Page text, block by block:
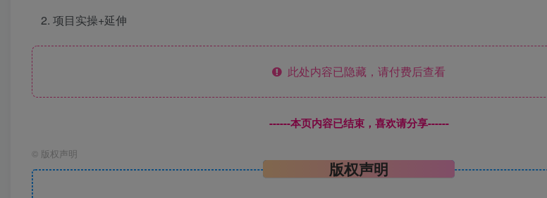
项目实操+延伸
此处内容已隐藏，请付费后查看
------本页内容已结束，喜欢请分享------
© 版权声明
版权声明